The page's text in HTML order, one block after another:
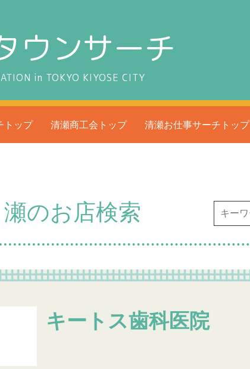
ウンサーチ
in TOKYO KIYOSE CITY
トップ 清瀬商工会トップ 清瀬お仕事サーチトップ
瀬のお店検索
キートス歯科医院